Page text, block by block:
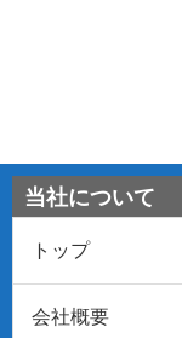
当社について
トップ
会社概要